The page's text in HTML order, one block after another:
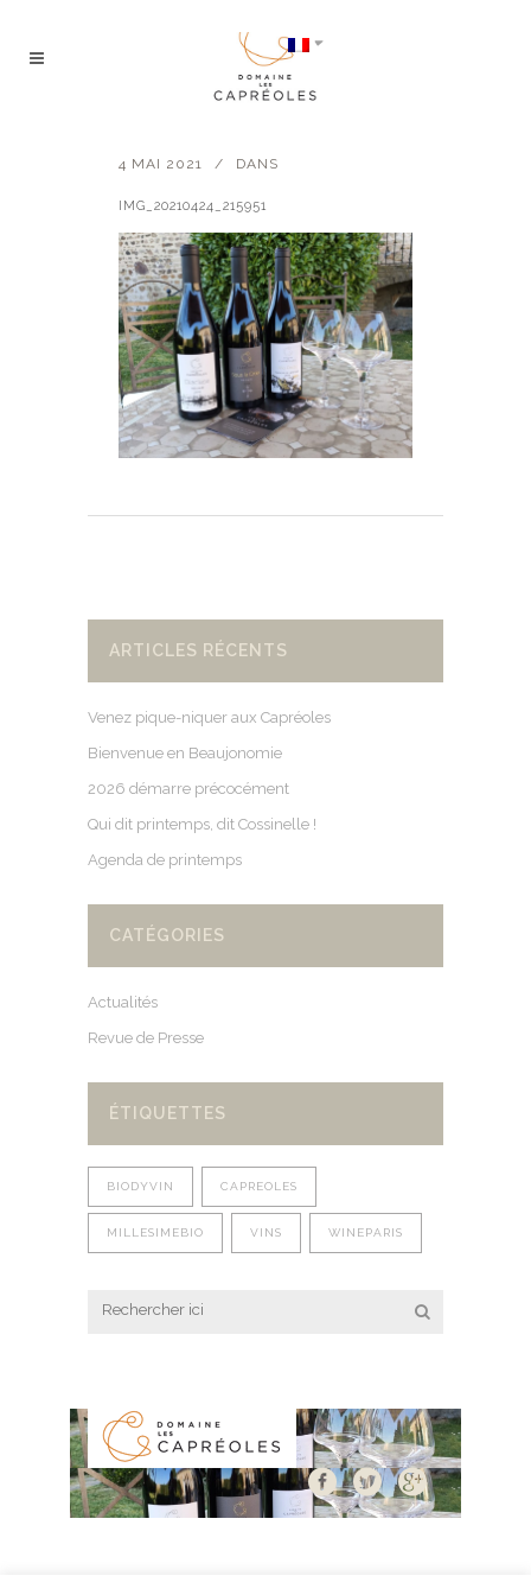
4 MAI 2021 DANS
IMG_20210424_215951
ARTICLES RÉCENTS
Venez pique-niquer aux Capréoles
Bienvenue en Beaujonomie
2026 démarre précocément
Qui dit printemps, dit Cossinelle !
Agenda de printemps
CATÉGORIES
Actualités
Revue de Presse
ÉTIQUETTES
BIODYVIN CAPREOLES
MILLESIMEBIO VINS WINEPARIS